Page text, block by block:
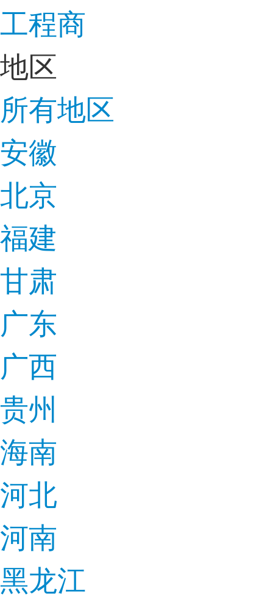
工程商
地区
所有地区
安徽
北京
福建
甘肃
广东
广西
贵州
海南
河北
河南
黑龙江